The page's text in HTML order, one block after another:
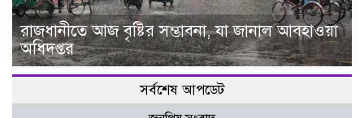
রাজধানীতে আজ বৃষ্টির সম্ভাবনা, যা জানাল আবহাওয়া
অধিদপ্তর
সর্বশেষ আপডেট